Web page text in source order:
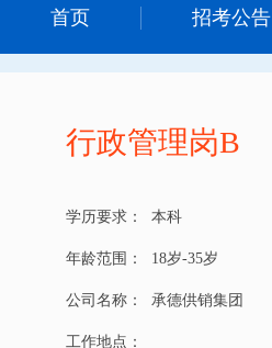
首页 招考公告
行政管理岗B
学历要求： 本科
年龄范围： 18岁-35岁
公司名称： 承德供销集团
工作地点：